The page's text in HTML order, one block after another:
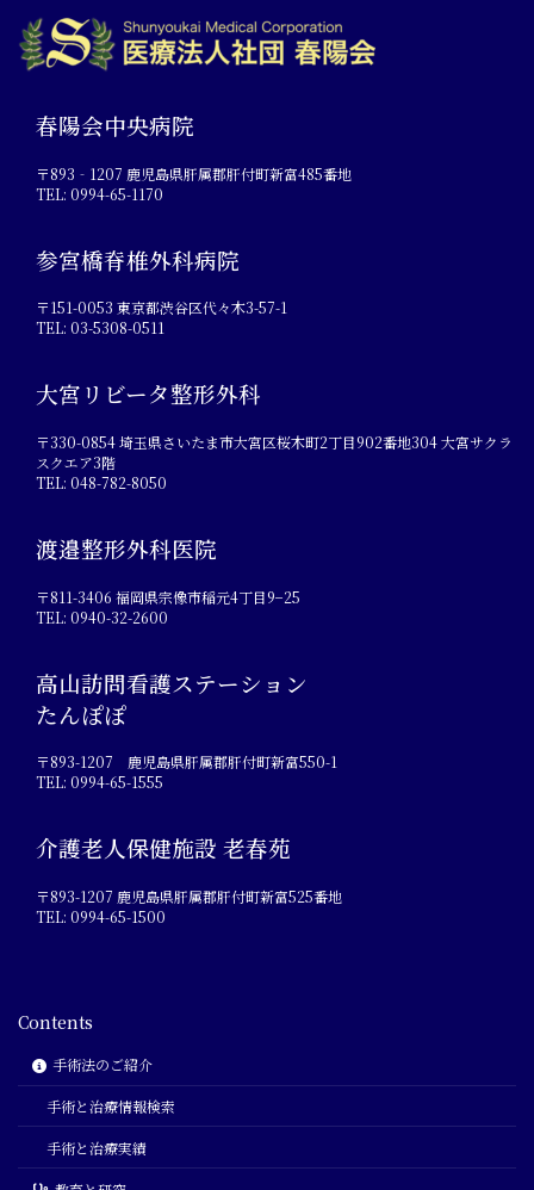
春陽会中央病院
〒893‐1207 鹿児島県肝属郡肝付町新富485番地
TEL: 0994-65-1170
参宮橋脊椎外科病院
〒151-0053 東京都渋谷区代々木3-57-1
TEL: 03-5308-0511
大宮リビータ整形外科
〒330-0854 埼玉県さいたま市大宮区桜木町2丁目902番地304 大宮サクラ
スクエア3階
TEL: 048-782-8050
渡邉整形外科医院
〒811-3406 福岡県宗像市稲元4丁目9−25
TEL: 0940-32-2600
高山訪問看護ステーション
たんぽぽ
〒893-1207 鹿児島県肝属郡肝付町新富550-1
TEL: 0994-65-1555
介護老人保健施設 老春苑
〒893-1207 鹿児島県肝属郡肝付町新富525番地
TEL: 0994-65-1500
Contents
手術法のご紹介
手術と治療情報検索
手術と治療実績